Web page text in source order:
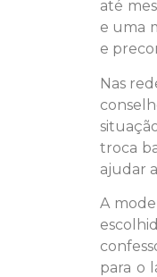
até
e uma
e
Nas
troca
ajudar
A
para o